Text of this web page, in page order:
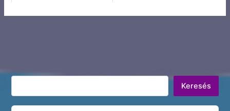
Keresés
Keresés